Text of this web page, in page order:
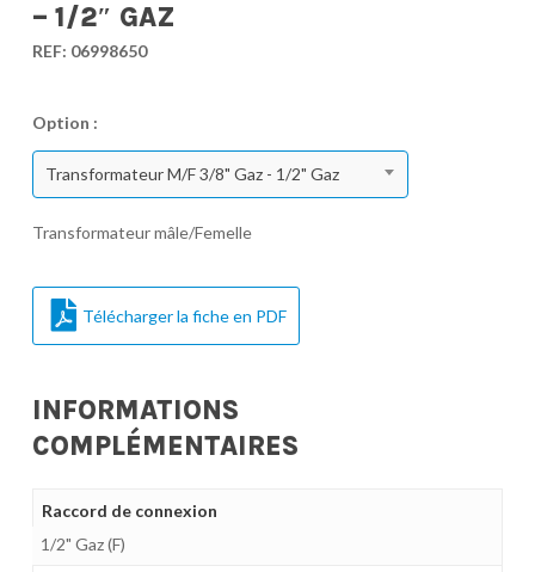
– 1/2″ GAZ
REF: 06998650
Option :
Transformateur M/F 3/8" Gaz - 1/2" Gaz
Transformateur mâle/Femelle
Télécharger la fiche en PDF
INFORMATIONS
COMPLÉMENTAIRES
Raccord de connexion
1/2" Gaz (F)